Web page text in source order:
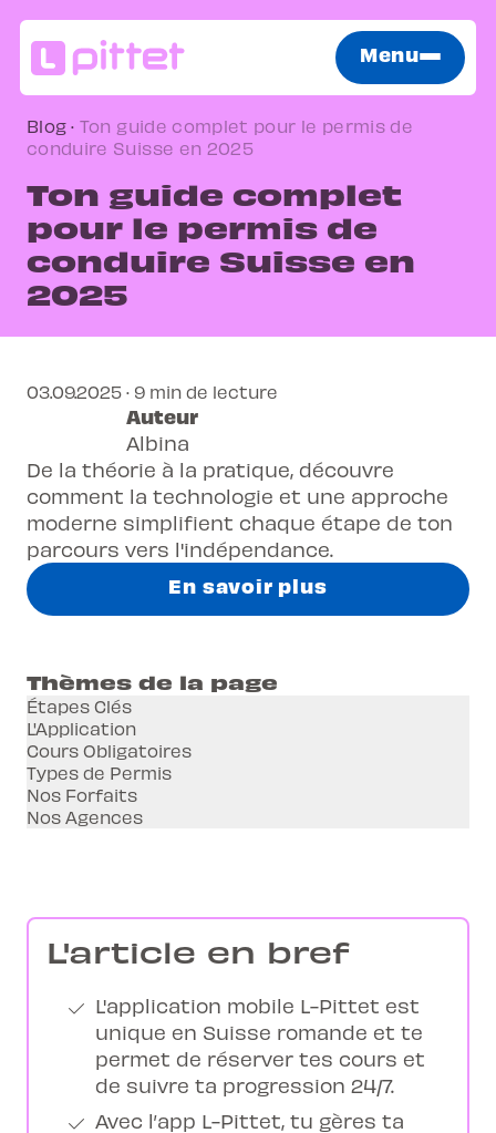
Menu
Blog · Ton guide complet pour le permis de
conduire Suisse en 2025
Ton guide complet
pour le permis de
conduire Suisse en
2025
De la théorie à la pratique, découvre
comment la technologie et une approche
moderne simplifient chaque étape de ton
parcours vers l'indépendance.
En savoir plus
03.09.2025 · 9 min de lecture
Auteur
Albina
Thèmes de la page
Étapes Clés
L'Application
Cours Obligatoires
Types de Permis
Nos Forfaits
Nos Agences
L'article en bref
L'application mobile L-Pittet est
unique en Suisse romande et te
permet de réserver tes cours et
de suivre ta progression 24/7.
Avec l’app L-Pittet, tu gères ta